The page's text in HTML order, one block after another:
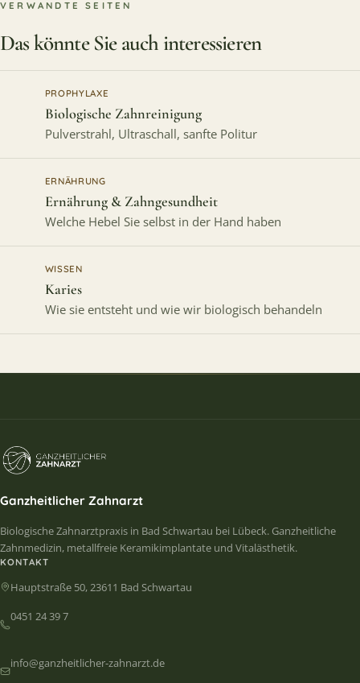
VERWANDTE SEITEN
Das könnte Sie auch interessieren
PROPHYLAXE
Biologische Zahnreinigung
Pulverstrahl, Ultraschall, sanfte Politur
ERNÄHRUNG
Ernährung & Zahngesundheit
Welche Hebel Sie selbst in der Hand haben
WISSEN
Karies
Wie sie entsteht und wie wir biologisch behandeln
Ganzheitlicher Zahnarzt
Biologische Zahnarztpraxis in Bad Schwartau bei Lübeck. Ganzheitliche
Zahnmedizin, metallfreie Keramikimplantate und Vitalästhetik.
KONTAKT
Hauptstraße 50, 23611 Bad Schwartau
0451 24 39 7
info@ganzheitlicher-zahnarzt.de